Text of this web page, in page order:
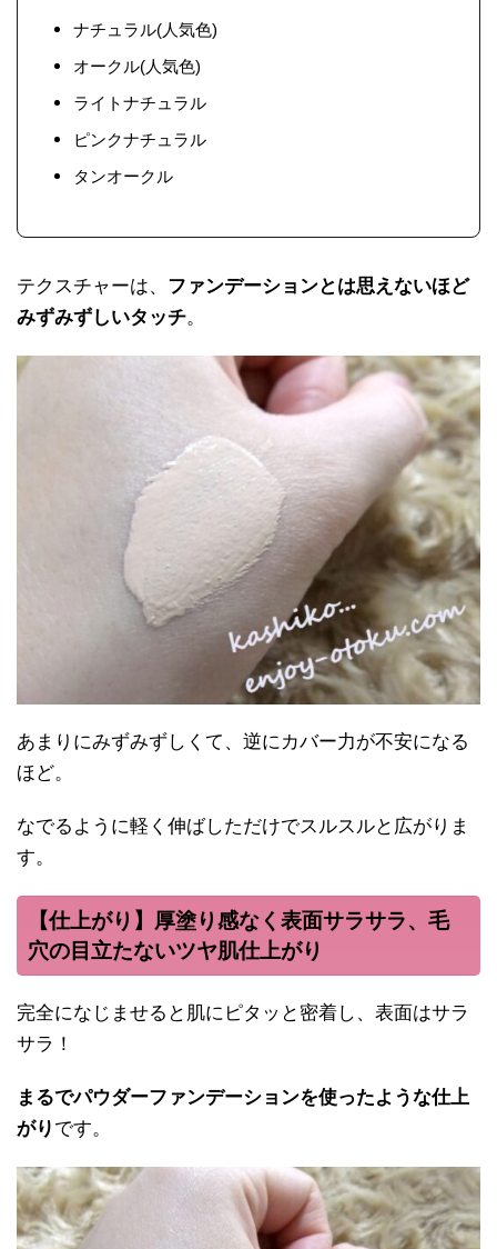
ナチュラル(人気色)
オークル(人気色)
ライトナチュラル
ピンクナチュラル
タンオークル
テクスチャーは、 ファンデーションとは思えないほど
みずみずしいタッチ。
あまりにみずみずしくて、逆にカバー力が不安になる
ほど。
なでるように軽く伸ばしただけでスルスルと広がりま
す。
【仕上がり】厚塗り感なく表面サラサラ、毛
穴の目立たないツヤ肌仕上がり
完全になじませると肌にピタッと密着し、表面はサラ
サラ！
まるでパウダーファンデーションを使ったような仕上
がり です。